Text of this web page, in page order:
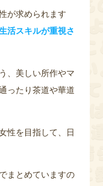
が求められます
活スキルが重視さ
、美しい所作やマ
ったり茶道や華道
性を目指して、日
まとめていますの